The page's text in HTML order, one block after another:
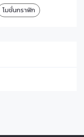
โมชั่นกราฟิก